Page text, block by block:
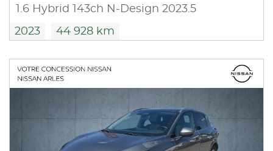
1.6 Hybrid 143ch N-Design 2023.5
2023 44 928 km